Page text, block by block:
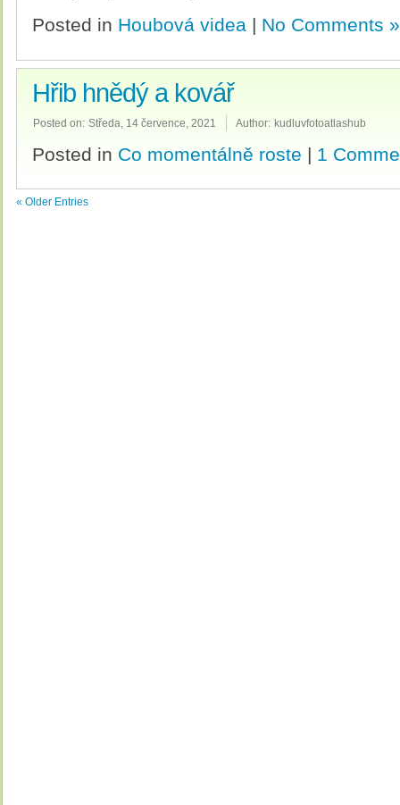
Posted in Houbová videa | No Comments »
Hřib hnědý a kovář
Posted on: Středa, 14 července, 2021 Author: kudluvfotoatlashub
Posted in Co momentálně roste | 1
« Older Entries